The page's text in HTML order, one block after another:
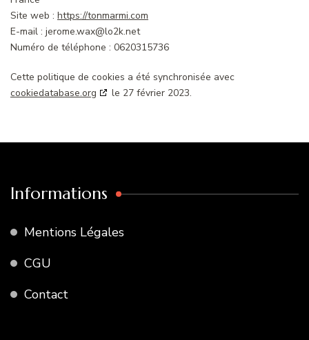
Site web : https://tonmarmi.com
E-mail : jerome.wax@lo2k.net
Numéro de téléphone : 0620315736
Cette politique de cookies a été synchronisée avec
cookiedatabase.org
le 27 février 2023.
Informations
Mentions Légales
CGU
Contact